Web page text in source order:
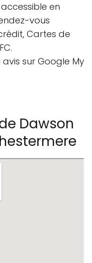
en
vous
Cartes de
sur Google My
Dawson